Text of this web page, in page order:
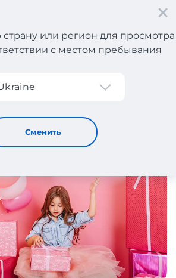
или регион для просмотра
с местом пребывания
Сменить
магазинов с товарами для детей